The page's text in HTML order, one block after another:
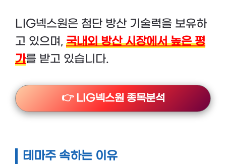
LIG넥스원은 첨단 방산 기술력을 보유하
고 있으며, 국내외 방산 시장에서 높은 평
가를 받고 있습니다.
👉 LIG넥스원 종목분석
테마주 속하는 이유